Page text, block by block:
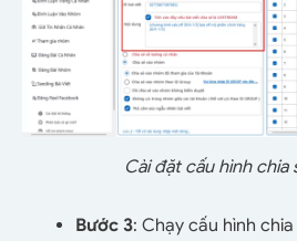
Cài đặt cấu hình chia
Bước 3: Chạy cấu hình